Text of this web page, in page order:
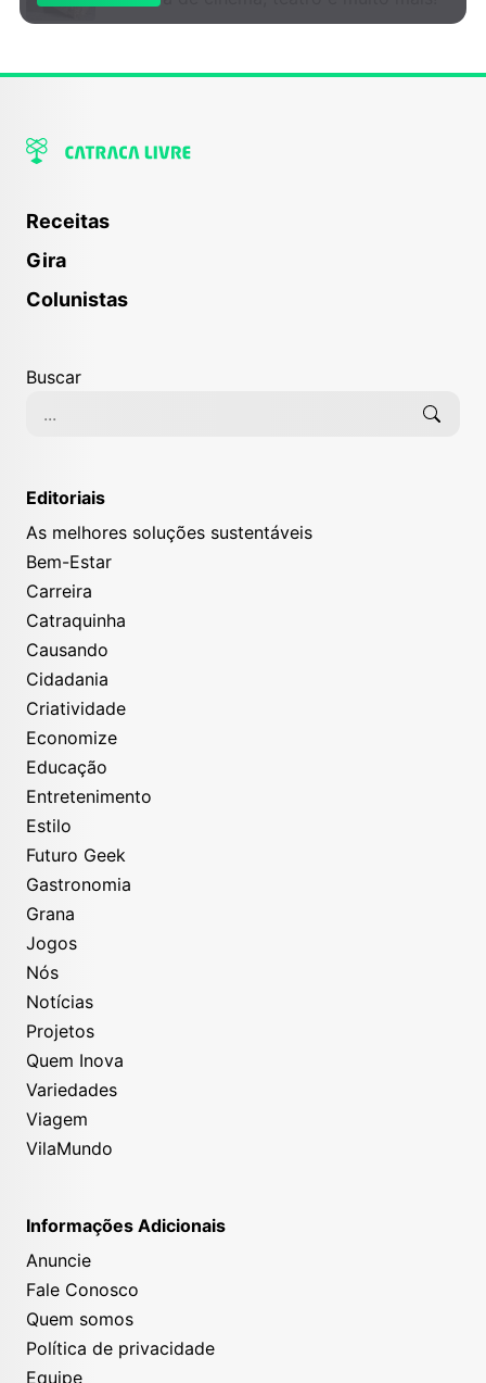
Receitas
Gira
Colunistas
Buscar
Editoriais
As melhores soluções sustentáveis
Bem-Estar
Carreira
Catraquinha
Causando
Cidadania
Criatividade
Economize
Educação
Entretenimento
Estilo
Futuro Geek
Gastronomia
Grana
Jogos
Nós
Notícias
Projetos
Quem Inova
Variedades
Viagem
VilaMundo
Informações Adicionais
Anuncie
Fale Conosco
Quem somos
Política de privacidade
Equipe